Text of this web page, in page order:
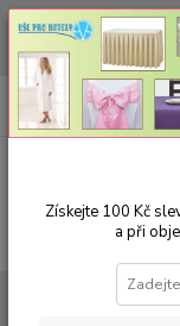
CHCETE NAKOUPIT
+420 773 794 023
Pondělí-pátek 9-16 hodin
Fotogalerie
Získejte 100 Kč
a při